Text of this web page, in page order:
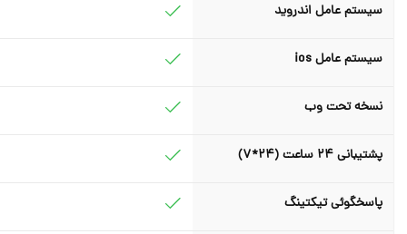
سیستم عامل اندروید
سیستم عامل ios
نسخه تحت وب
پشتیبانی 24 ساعت (24*7)
پاسخگوئی تیکتینگ